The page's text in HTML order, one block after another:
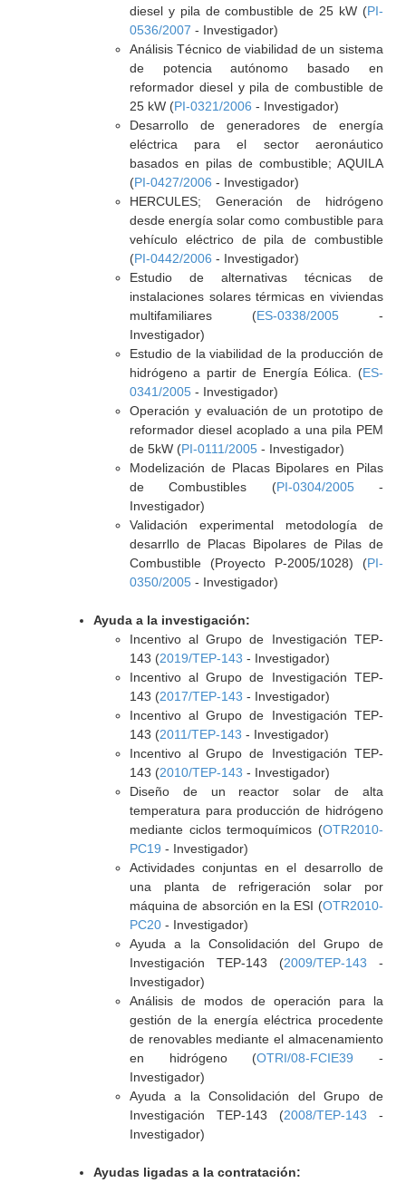
diesel y pila de combustible de 25 kW (PI-
0536/2007 - Investigador)
Análisis Técnico de viabilidad de un sistema
de potencia autónomo basado en
reformador diesel y pila de combustible de
25 kW (PI-0321/2006 - Investigador)
Desarrollo de generadores de energía
eléctrica para el sector aeronáutico
basados en pilas de combustible; AQUILA
(PI-0427/2006 - Investigador)
HERCULES; Generación de hidrógeno
desde energía solar como combustible para
vehículo eléctrico de pila de combustible
(PI-0442/2006 - Investigador)
Estudio de alternativas técnicas de
instalaciones solares térmicas en viviendas
multifamiliares (ES-0338/2005-
Investigador)
Estudio de la viabilidad de la producción de
hidrógeno a partir de Energía Eólica. (ES-
0341/2005- Investigador)
Operación y evaluación de un prototipo de
reformador diesel acoplado a una pila PEM
de 5kW (PI-0111/2005- Investigador)
Modelización de Placas Bipolares en Pilas
de Combustibles (PI-0304/2005-
Investigador)
Validación experimental metodología de
desarrllo de Placas Bipolares de Pilas de
Combustible (Proyecto P-2005/1028) (PI-
0350/2005- Investigador)
Ayuda a la investigación:
Incentivo al Grupo de Investigación TEP-
143 (2019/TEP-143 - Investigador)
Incentivo al Grupo de Investigación TEP-
143 (2017/TEP-143 - Investigador)
Incentivo al Grupo de Investigación TEP-
143 (2011/TEP-143 - Investigador)
Incentivo al Grupo de Investigación TEP-
143 (2010/TEP-143 - Investigador)
Diseño de un reactor solar de alta
temperatura para producción de hidrógeno
mediante ciclos termoquímicos (OTR2010-
PC19 - Investigador)
Actividades conjuntas en el desarrollo de
una planta de refrigeración solar por
máquina de absorción en la ESI (OTR2010-
PC20- Investigador)
Ayuda a la Consolidación del Grupo de
Investigación TEP-143 (2009/TEP-143 -
Investigador)
Análisis de modos de operación para la
gestión de la energía eléctrica procedente
de renovables mediante el almacenamiento
en hidrógeno (OTRI/08-FCIE39 -
Investigador)
Ayuda a la Consolidación del Grupo de
Investigación TEP-143 (2008/TEP-143 -
Investigador)
Ayudas ligadas a la contratación: